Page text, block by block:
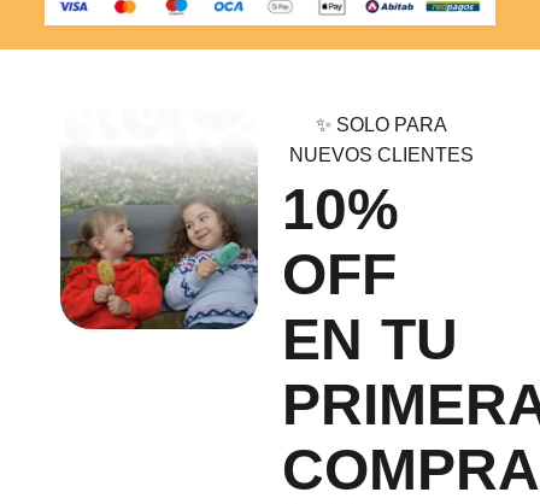
✨ SOLO PARA
NUEVOS CLIENTES
10%
OFF
EN TU
COMPRA